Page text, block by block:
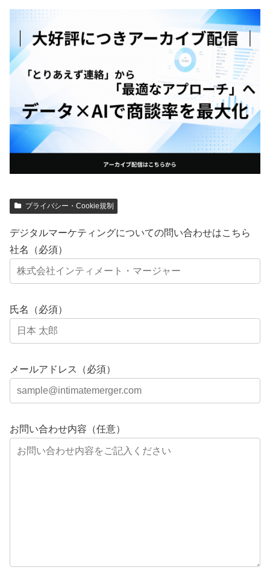
プライバシー・Cookie規制
デジタルマーケティングについての問い合わせはこちら
社名（必須）
氏名（必須）
メールアドレス（必須）
お問い合わせ内容（任意）